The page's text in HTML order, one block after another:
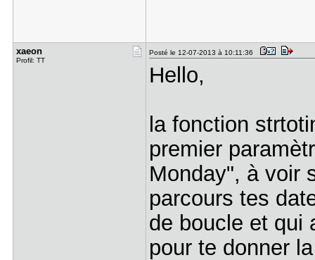
xaeon
Profil: TT
Posté le 12-07-2013 à 10:11:36
Hello,
la fonction
premier
Monday", à voir
parcours tes
de boucle et qui
pour te donner